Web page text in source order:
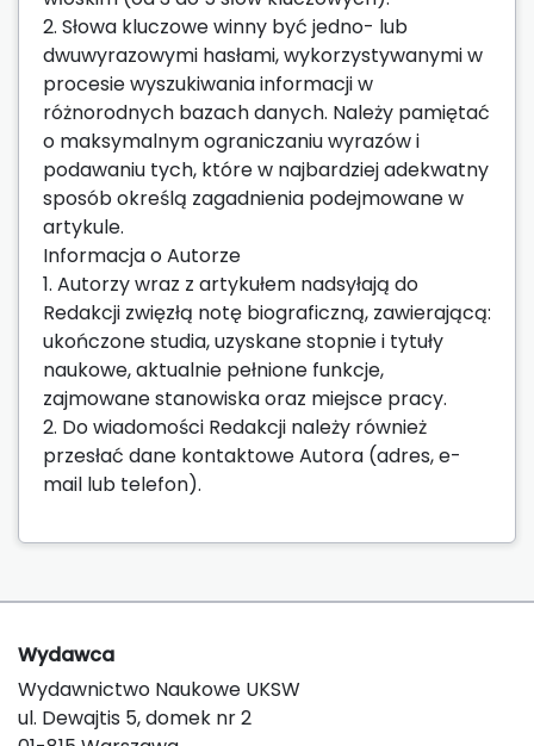
2. Słowa kluczowe winny być jedno- lub
dwuwyrazowymi hasłami, wykorzystywanymi w
procesie wyszukiwania informacji w
różnorodnych bazach danych. Należy pamiętać
o maksymalnym ograniczaniu wyrazów i
podawaniu tych, które w najbardziej adekwatny
sposób określą zagadnienia podejmowane w
artykule.
Informacja o Autorze
1. Autorzy wraz z artykułem nadsyłają do
Redakcji zwięzłą notę biograficzną, zawierającą:
ukończone studia, uzyskane stopnie i tytuły
naukowe, aktualnie pełnione funkcje,
zajmowane stanowiska oraz miejsce pracy.
2. Do wiadomości Redakcji należy również
przesłać dane kontaktowe Autora (adres, e-
mail lub telefon).
Wydawca
Wydawnictwo Naukowe UKSW
ul. Dewajtis 5, domek nr 2